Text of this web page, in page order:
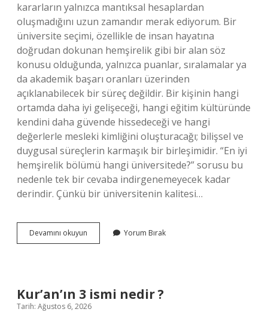
kararların yalnızca mantıksal hesaplardan
oluşmadığını uzun zamandır merak ediyorum. Bir
üniversite seçimi, özellikle de insan hayatına
doğrudan dokunan hemşirelik gibi bir alan söz
konusu olduğunda, yalnızca puanlar, sıralamalar ya
da akademik başarı oranları üzerinden
açıklanabilecek bir süreç değildir. Bir kişinin hangi
ortamda daha iyi gelişeceği, hangi eğitim kültüründe
kendini daha güvende hissedeceği ve hangi
değerlerle mesleki kimliğini oluşturacağı; bilişsel ve
duygusal süreçlerin karmaşık bir birleşimidir. “En iyi
hemşirelik bölümü hangi üniversitede?” sorusu bu
nedenle tek bir cevaba indirgenemeyecek kadar
derindir. Çünkü bir üniversitenin kalitesi…
Devamını okuyun
iyi
Yorum Bırak
Kur’an’ın 3 ismi nedir ?
Tarih: Ağustos 6, 2026